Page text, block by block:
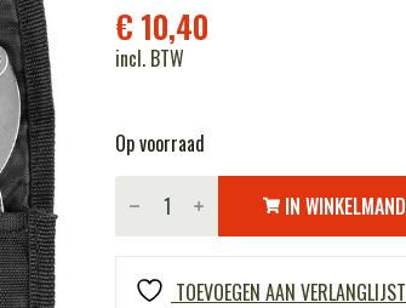
€ 10,40
incl. BTW
Op voorraad
Handboei
tas
groot
aantal
IN WINKELMAND
TOEVOEGEN AAN VERLANGLIJST